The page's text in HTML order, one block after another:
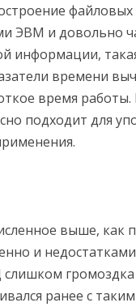
ЭВМ и довольно
информации,
времени
время
подходит для
выше, как
и
слишком
ранее с